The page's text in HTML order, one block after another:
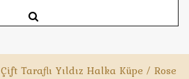
Çift Taraflı Yıldız Halka Küpe / Rose